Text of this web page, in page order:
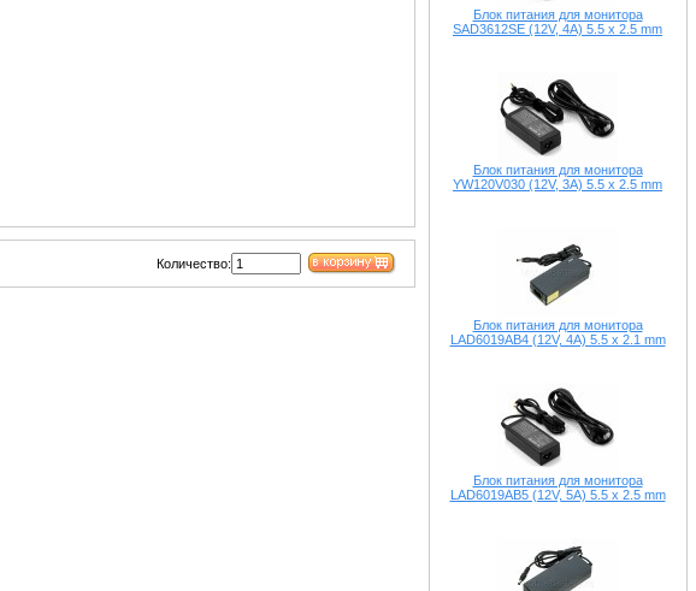
Блок питания для монитора
SAD3612SE (12V, 4A) 5.5 x 2.5 mm
Блок питания для монитора
YW120V030 (12V, 3A) 5.5 x 2.5 mm
Блок питания для монитора
LAD6019AB4 (12V, 4A) 5.5 x 2.1 mm
Блок питания для монитора
LAD6019AB5 (12V, 5A) 5.5 x 2.5 mm
Количество: